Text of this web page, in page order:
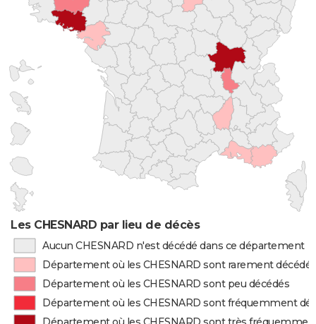
Les CHESNARD par lieu de décès
Aucun CHESNARD n'est décédé dans ce département
Département où les CHESNARD sont rarement décédés
Département où les CHESNARD sont peu décédés
Département où les CHESNARD sont fréquemment